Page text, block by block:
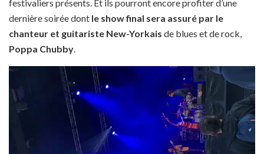
festivaliers présents. Et ils pourront encore profiter d’une
dernière soirée dont le show final sera assuré par le
chanteur et guitariste New-Yorkais de blues et de rock,
Poppa Chubby.